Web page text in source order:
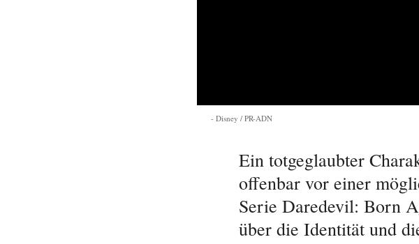
Disney / PR-ADN
Ein totgeglaubter
offenbar vor einer
Serie Daredevil: Born
über die Identität und